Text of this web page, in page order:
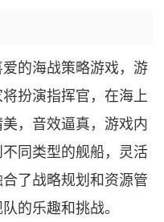
的海战策略游戏，游
扮演指挥官，在海上
，音效逼真，游戏内
同类型的舰船，灵活
了战略规划和资源管
的乐趣和挑战。